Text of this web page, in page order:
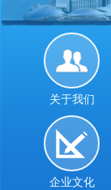
关于我们
企业文化